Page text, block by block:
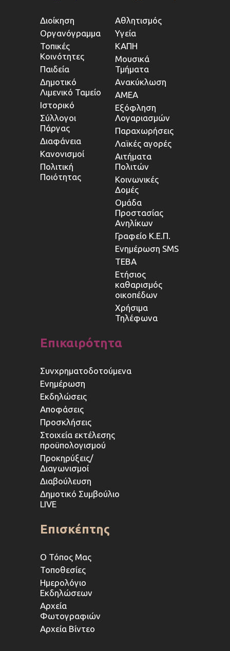
Διοίκηση
Οργανόγραμμα
Τοπικές
Κοινότητες
Παιδεία
Δημοτικό
Λιμενικό Ταμείο
Ιστορικό
Σύλλογοι
Πάργας
Διαφάνεια
Κανονισμοί
Πολιτική
Ποιότητας
Αθλητισμός
Υγεία
ΚΑΠΗ
Μουσικά
Τμήματα
Ανακύκλωση
ΑΜΕΑ
Εξόφληση
Λογαριασμών
Παραχωρήσεις
Λαϊκές αγορές
Αιτήματα
Πολιτών
Κοινωνικές
Δομές
Ομάδα
Προστασίας
Ανηλίκων
Γραφείο Κ.Ε.Π.
Ενημέρωση SMS
ΤΕΒΑ
Ετήσιος
καθαρισμός
οικοπέδων
Χρήσιμα
Τηλέφωνα
Επικαιρότητα
Συνχρηματοδοτούμενα
Ενημέρωση
Εκδηλώσεις
Αποφάσεις
Προσκλήσεις
Στοιχεία εκτέλεσης
προϋπολογισμού
Προκηρύξεις/
Διαγωνισμοί
Διαβούλευση
Δημοτικό Συμβούλιο
LIVE
Επισκέπτης
Ο Τόπος Μας
Τοποθεσίες
Ημερολόγιο
Εκδηλώσεων
Αρχεία
Φωτογραφιών
Αρχεία Βίντεο